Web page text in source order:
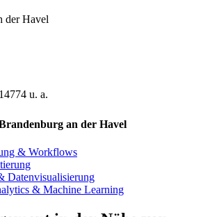
der Havel
u. a.
an der Havel
& Workflows
Datenvisualisierung
& Machine Learning